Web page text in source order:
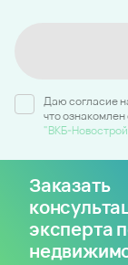
Даю согласие
что ознакомлен
"ВКБ-
Заказать
эксперта